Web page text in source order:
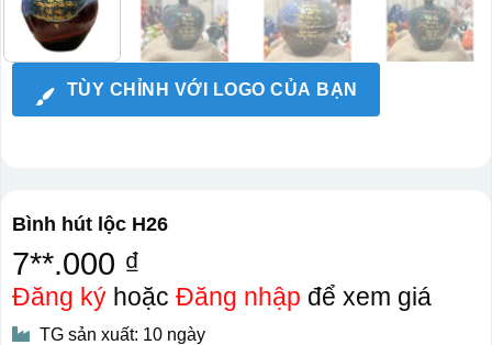
TÙY CHỈNH VỚI LOGO CỦA BẠN
Bình hút lộc H26
7**.000 ₫
Đăng kýhoặc Đăng nhập để xem giá
TG sản xuất: 10 ngày